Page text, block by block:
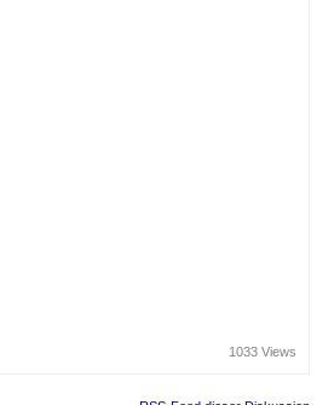
1033 Views